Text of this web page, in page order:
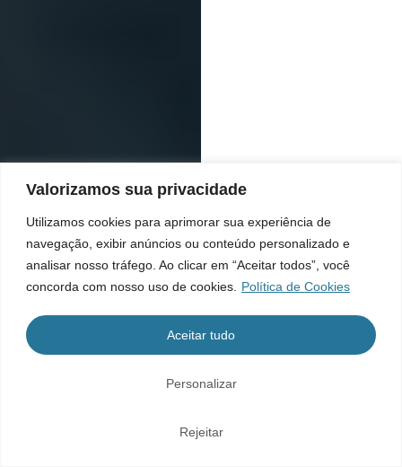
Valorizamos sua privacidade
Utilizamos cookies para aprimorar sua experiência de
navegação, exibir anúncios ou conteúdo personalizado e
analisar nosso tráfego. Ao clicar em “Aceitar todos”, você
concorda com nosso uso de cookies.
Política de Cookies
Personalizar
Rejeitar
Aceitar tudo